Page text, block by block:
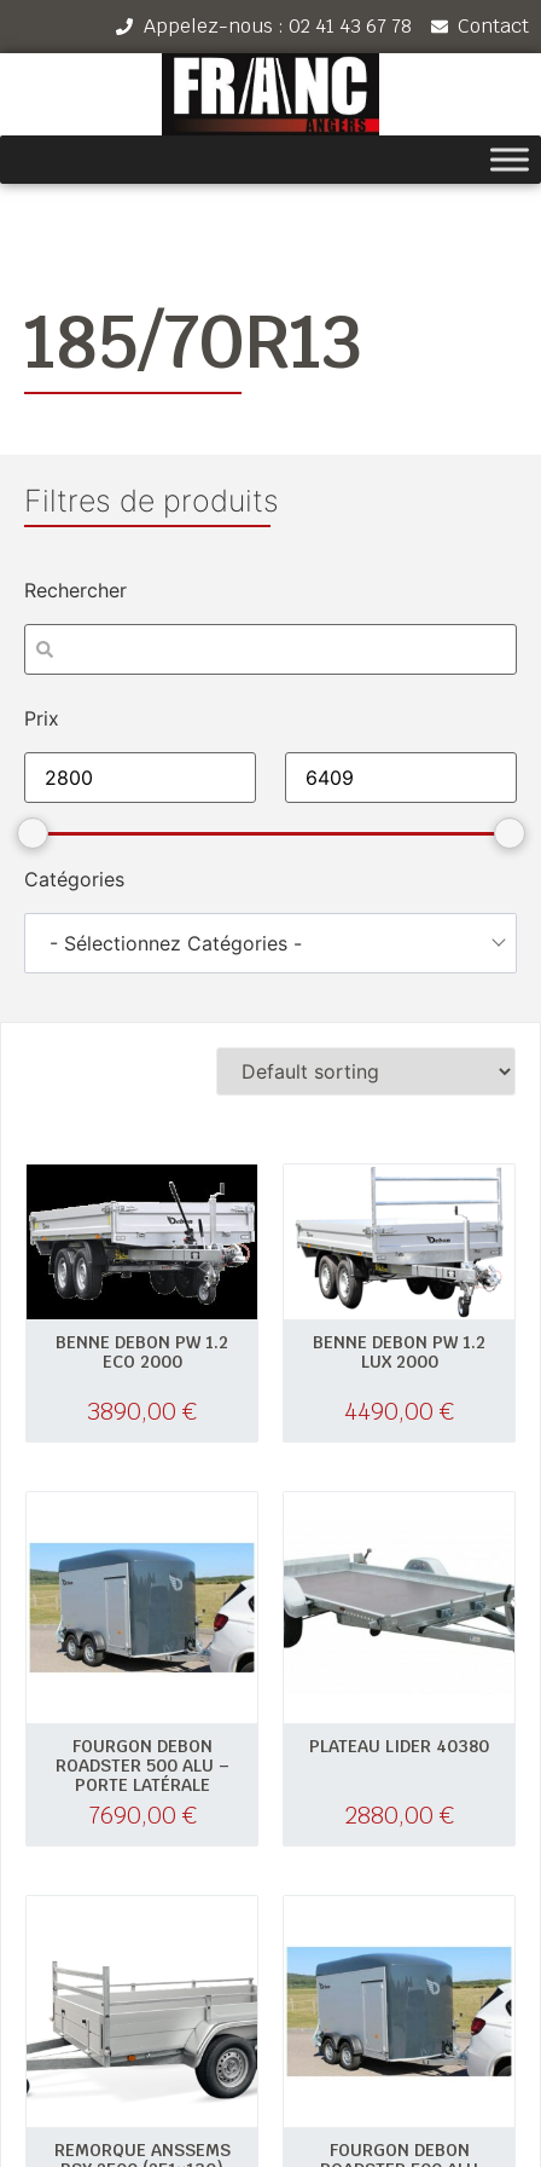
Appelez-nous : 02 41 43 67 78 Contact
185/70R13
Filtres de produits
Rechercher
Prix
Catégories
- Sélectionnez Catégories -
BENNE DEBON PW 1.2
ECO 2000
3890,00 €
BENNE DEBON PW 1.2
LUX 2000
4490,00 €
FOURGON DEBON
ROADSTER 500 ALU –
PORTE LATÉRALE
7690,00 €
PLATEAU LIDER 40380
2880,00 €
REMORQUE ANSSEMS
FOURGON DEBON